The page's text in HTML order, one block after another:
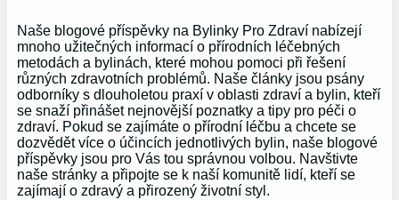
Naše blogové příspěvky na Bylinky Pro Zdraví nabízejí
mnoho užitečných informací o přírodních léčebných
metodách a bylinách, které mohou pomoci při řešení
různých zdravotních problémů. Naše články jsou psány
odborníky s dlouholetou praxí v oblasti zdraví a bylin, kteří
se snaží přinášet nejnovější poznatky a tipy pro péči o
zdraví. Pokud se zajímáte o přírodní léčbu a chcete se
dozvědět více o účincích jednotlivých bylin, naše blogové
příspěvky jsou pro Vás tou správnou volbou. Navštivte
naše stránky a připojte se k naší komunitě lidí, kteří se
zajímají o zdravý a přirozený životní styl.